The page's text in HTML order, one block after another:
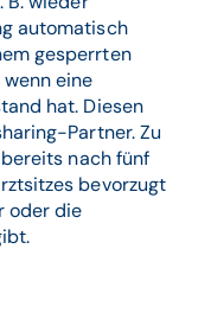
automatisch
gesperrten
eine
hat. Diesen
Partner. Zu
nach fünf
bevorzugt
oder die